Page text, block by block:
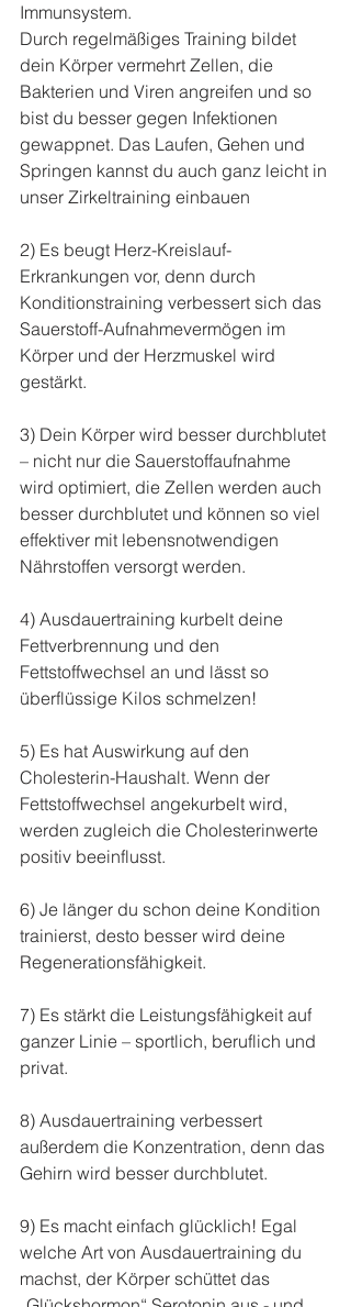
Immunsystem.
Durch regelmäßiges Training bildet
dein Körper vermehrt Zellen, die
Bakterien und Viren angreifen und so
bist du besser gegen Infektionen
gewappnet. Das Laufen, Gehen und
Springen kannst du auch ganz leicht in
unser Zirkeltraining einbauen
2) Es beugt Herz-Kreislauf-
Erkrankungen vor, denn durch
Konditionstraining verbessert sich das
Sauerstoff-Aufnahmevermögen im
Körper und der Herzmuskel wird
gestärkt.
3) Dein Körper wird besser durchblutet
– nicht nur die Sauerstoffaufnahme
wird optimiert, die Zellen werden auch
besser durchblutet und können so viel
effektiver mit lebensnotwendigen
Nährstoffen versorgt werden.
4) Ausdauertraining kurbelt deine
Fettverbrennung und den
Fettstoffwechsel an und lässt so
überflüssige Kilos schmelzen!
5) Es hat Auswirkung auf den
Cholesterin-Haushalt. Wenn der
Fettstoffwechsel angekurbelt wird,
werden zugleich die Cholesterinwerte
positiv beeinflusst.
6) Je länger du schon deine Kondition
trainierst, desto besser wird deine
Regenerationsfähigkeit.
7) Es stärkt die Leistungsfähigkeit auf
ganzer Linie – sportlich, beruflich und
privat.
8) Ausdauertraining verbessert
außerdem die Konzentration, denn das
Gehirn wird besser durchblutet.
9) Es macht einfach glücklich! Egal
welche Art von Ausdauertraining du
machst, der Körper schüttet das